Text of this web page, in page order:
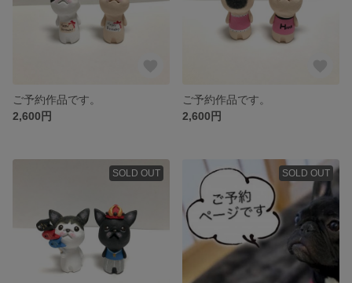
ご予約作品です。
2,600円
ご予約作品です。
2,600円
SOLD OUT SOLD OUT